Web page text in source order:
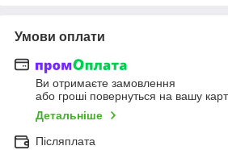
Умови оплати
Ви отримаєте замовлення
або гроші повернуться на вашу
Детальніше
Післяплата